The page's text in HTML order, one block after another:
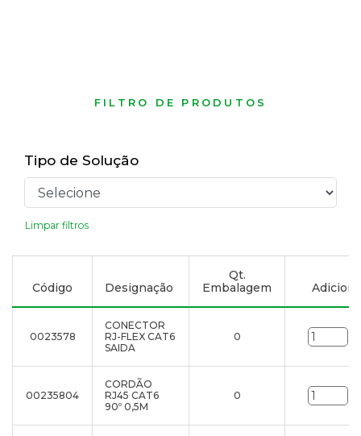
FILTRO DE PRODUTOS
Tipo de Solução
Limpar filtros
Código Designação
Qt.
Embalagem
0023578
CONECTOR
RJ-FLEX CAT6
SAIDA
0
00235804
CORDÃO
RJ45 CAT6
90º 0,5M
0